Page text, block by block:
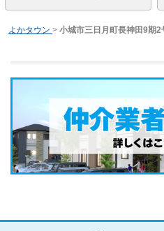
よかタウン > 小城市三日月町長神田9期2